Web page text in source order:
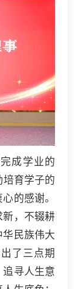
成学业的
培育学子的
的感谢。
，不辍耕
民族伟大
了三点期
寻人生意